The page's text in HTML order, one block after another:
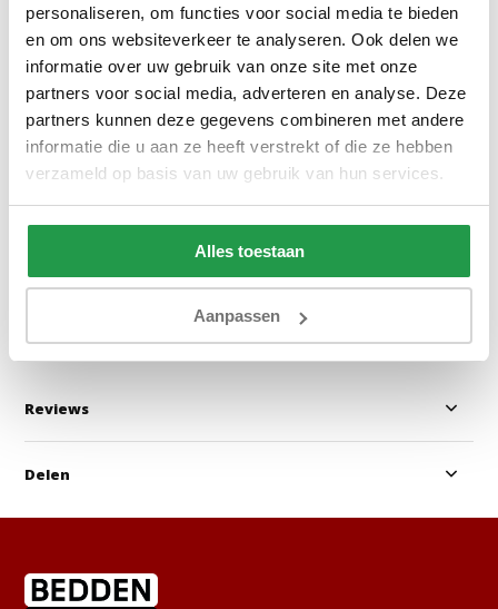
personaliseren, om functies voor social media te bieden
en om ons websiteverkeer te analyseren. Ook delen we
informatie over uw gebruik van onze site met onze
partners voor social media, adverteren en analyse. Deze
partners kunnen deze gegevens combineren met andere
informatie die u aan ze heeft verstrekt of die ze hebben
verzameld op basis van uw gebruik van hun services.
Alles toestaan
Aanpassen
Poso 014 - Ribstof Groen Monolith 84 -
Reviews
Delen